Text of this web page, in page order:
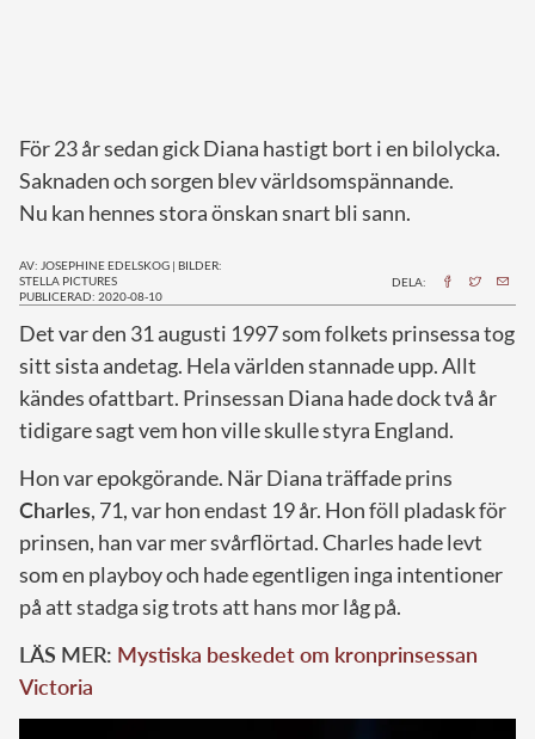
För 23 år sedan gick Diana hastigt bort i en bilolycka.
Saknaden och sorgen blev världsomspännande.
Nu kan hennes stora önskan snart bli sann.
AV: JOSEPHINE EDELSKOG | BILDER:
STELLA PICTURES
PUBLICERAD: 2020-08-10
DELA:
Det var den 31 augusti 1997 som folkets prinsessa tog
sitt sista andetag. Hela världen stannade upp. Allt
kändes ofattbart. Prinsessan Diana hade dock två år
tidigare sagt vem hon ville skulle styra England.
Hon var epokgörande. När Diana träffade prins
Charles, 71, var hon endast 19 år. Hon föll pladask för
prinsen, han var mer svårflörtad. Charles hade levt
som en playboy och hade egentligen inga intentioner
på att stadga sig trots att hans mor låg på.
LÄS MER: Mystiska beskedet om kronprinsessan
Victoria